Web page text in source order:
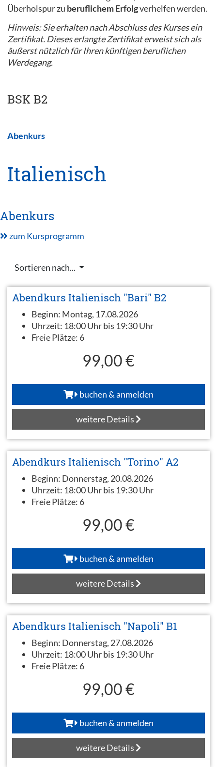
Überholspur zu beruflichem Erfolgverhelfen werden.
Hinweis: Sie erhalten nach Abschluss des Kurses ein
Zertifikat. Dieses erlangte Zertifikat erweist sich als
äußerst nützlich für Ihren künftigen beruflichen
Werdegang.
BSK B2
Abenkurs
Italienisch
Abenkurs
zum Kursprogramm
Sortieren nach...
Abendkurs Italienisch "Bari" B2
Beginn: Montag, 17.08.2026
Uhrzeit: 18:00 Uhr bis 19:30 Uhr
Freie Plätze: 6
99,00 €
buchen & anmelden
weitere Details
Abendkurs Italienisch "Torino" A2
Beginn: Donnerstag, 20.08.2026
Uhrzeit: 18:00 Uhr bis 19:30 Uhr
Freie Plätze: 6
99,00 €
buchen & anmelden
weitere Details
Abendkurs Italienisch "Napoli" B1
Beginn: Donnerstag, 27.08.2026
Uhrzeit: 18:00 Uhr bis 19:30 Uhr
Freie Plätze: 6
99,00 €
buchen & anmelden
weitere Details